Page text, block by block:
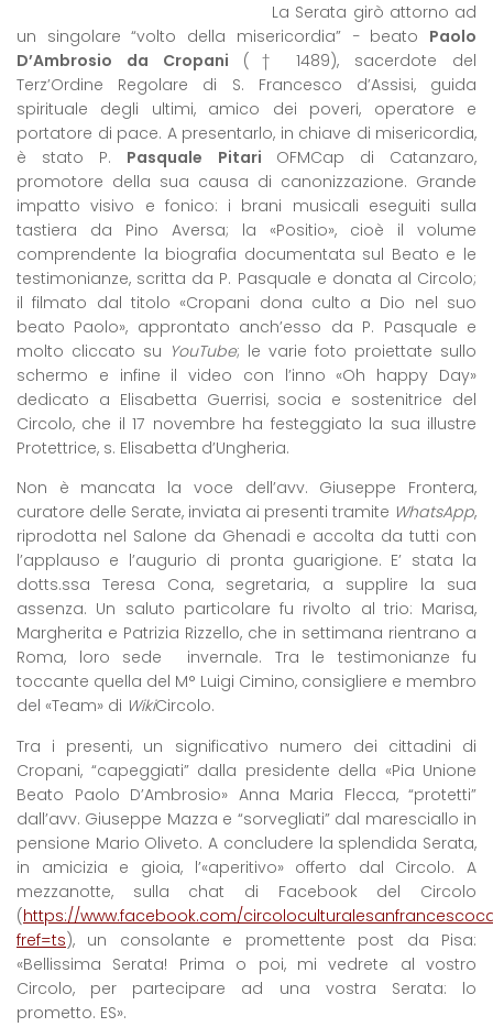
La Serata girò attorno ad
un singolare “volto della misericordia” − beato Paolo
D’Ambrosio da Cropani († 1489), sacerdote del
Terz’Ordine Regolare di S. Francesco d’Assisi, guida
spirituale degli ultimi, amico dei poveri, operatore e
portatore di pace. A presentarlo, in chiave di misericordia,
è stato P. Pasquale Pitari OFMCap di Catanzaro,
promotore della sua causa di canonizzazione. Grande
impatto visivo e fonico: i brani musicali eseguiti sulla
tastiera da Pino Aversa; la «Positio», cioè il volume
comprendente la biografia documentata sul Beato e le
testimonianze, scritta da P. Pasquale e donata al Circolo;
il filmato dal titolo «Cropani dona culto a Dio nel suo
beato Paolo», approntato anch’esso da P. Pasquale e
molto cliccato su YouTube; le varie foto proiettate sullo
schermo e infine il video con l’inno «Oh happy Day»
dedicato a Elisabetta Guerrisi, socia e sostenitrice del
Circolo, che il 17 novembre ha festeggiato la sua illustre
Protettrice, s. Elisabetta d’Ungheria.
Non è mancata la voce dell’avv. Giuseppe Frontera,
curatore delle Serate, inviata ai presenti tramite WhatsApp,
riprodotta nel Salone da Ghenadi e accolta da tutti con
l’applauso e l’augurio di pronta guarigione. E’ stata la
dotts.ssa Teresa Cona, segretaria, a supplire la sua
assenza. Un saluto particolare fu rivolto al trio: Marisa,
Margherita e Patrizia Rizzello, che in settimana rientrano a
Roma, loro sede invernale. Tra le testimonianze fu
toccante quella del M° Luigi Cimino, consigliere e membro
del «Team» di WikiCircolo.
Tra i presenti, un significativo numero dei cittadini di
Cropani, “capeggiati” dalla presidente della «Pia Unione
Beato Paolo D’Ambrosio» Anna Maria Flecca, “protetti”
dall’avv. Giuseppe Mazza e “sorvegliati” dal maresciallo in
pensione Mario Oliveto. A concludere la splendida Serata,
in amicizia e gioia, l’«aperitivo» offerto dal Circolo. A
mezzanotte, sulla chat di Facebook del Circolo
(https://www.facebook.com/
fref=ts), un consolante e promettente post da Pisa:
«Bellissima Serata! Prima o poi, mi vedrete al vostro
Circolo, per partecipare ad una vostra Serata: lo
prometto. ES».